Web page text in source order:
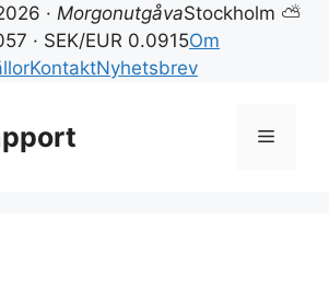
· MorgonutgåvaStockholm ⛅
· SEK/EUR 0.0915Om
KontaktNyhetsbrev
Meny